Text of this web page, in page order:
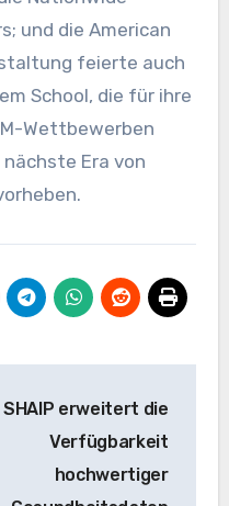
und die American
feierte auch
School, die für ihre
Wettbewerben
Era von
SHAIP erweitert die
Verfügbarkeit
hochwertiger